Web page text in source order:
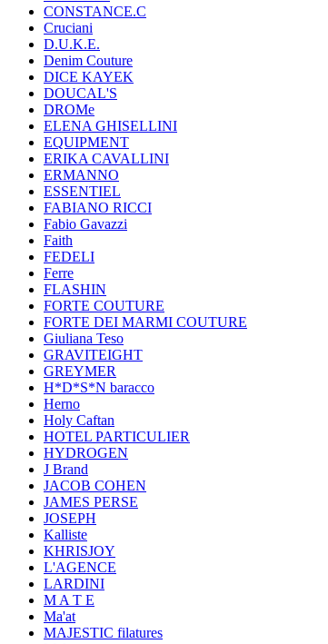
CONSTANCE.C
Cruciani
D.U.K.E.
Denim Couture
DICE KAYEK
DOUCAL'S
DROMe
ELENA GHISELLINI
EQUIPMENT
ERIKA CAVALLINI
ERMANNO
ESSENTIEL
FABIANO RICCI
Fabio Gavazzi
Faith
FEDELI
Ferre
FLASHIN
FORTE COUTURE
FORTE DEI MARMI COUTURE
Giuliana Teso
GRAVITEIGHT
GREYMER
H*D*S*N baracco
Herno
Holy Caftan
HOTEL PARTICULIER
HYDROGEN
J Brand
JACOB COHEN
JAMES PERSE
JOSEPH
Kalliste
KHRISJOY
L'AGENCE
LARDINI
M A T E
Ma'at
MAJESTIC filatures